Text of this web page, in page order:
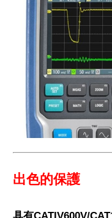
出色的保護